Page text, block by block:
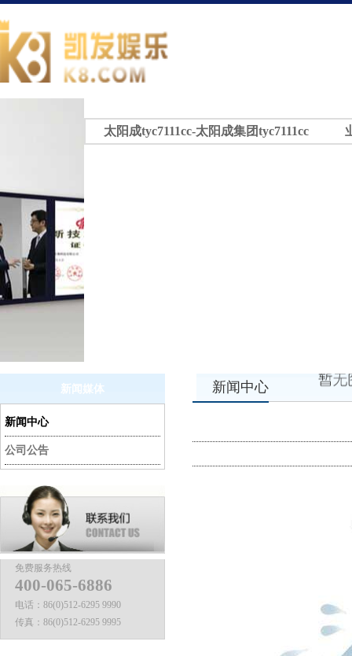
太阳成tyc7111cc-太阳成集团tyc7111cc
新闻媒体
新闻中心
公司公告
免费服务热线
400-065-6886
电话： 86(0)512-6295 9990
传真： 86(0)512-6295 9995
新闻中心